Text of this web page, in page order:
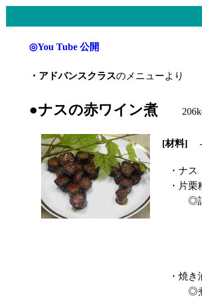
◎You Tube 公開
・アドバンスクラスのメニューより
●ナスの赤ワイン煮
[材料] -
・ナス
・片栗
◎詰
豚
日本
・焼き
◎